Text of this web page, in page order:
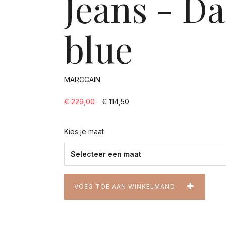
blue
MARCCAIN
€ 229,00 € 114,50
Kies je maat
VOEG TOE AAN WINKELMAND